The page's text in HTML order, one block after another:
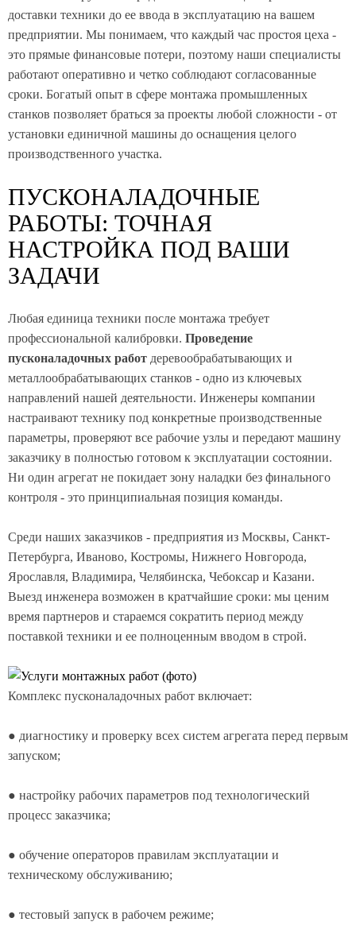
доставки техники до ее ввода в эксплуатацию на вашем
предприятии. Мы понимаем, что каждый час простоя цеха -
это прямые финансовые потери, поэтому наши специалисты
работают оперативно и четко соблюдают согласованные
сроки. Богатый опыт в сфере монтажа промышленных
станков позволяет браться за проекты любой сложности - от
установки единичной машины до оснащения целого
производственного участка.
ПУСКОНАЛАДОЧНЫЕ
РАБОТЫ: ТОЧНАЯ
НАСТРОЙКА ПОД ВАШИ
ЗАДАЧИ
Любая единица техники после монтажа требует
профессиональной калибровки. Проведение
пусконаладочных работ деревообрабатывающих и
металлообрабатывающих станков - одно из ключевых
направлений нашей деятельности. Инженеры компании
настраивают технику под конкретные производственные
параметры, проверяют все рабочие узлы и передают машину
заказчику в полностью готовом к эксплуатации состоянии.
Ни один агрегат не покидает зону наладки без финального
контроля - это принципиальная позиция команды.
Среди наших заказчиков - предприятия из Москвы, Санкт-
Петербурга, Иваново, Костромы, Нижнего Новгорода,
Ярославля, Владимира, Челябинска, Чебоксар и Казани.
Выезд инженера возможен в кратчайшие сроки: мы ценим
время партнеров и стараемся сократить период между
поставкой техники и ее полноценным вводом в строй.
Комплекс пусконаладочных работ включает:
● диагностику и проверку всех систем агрегата перед первым
запуском;
● настройку рабочих параметров под технологический
процесс заказчика;
● обучение операторов правилам эксплуатации и
техническому обслуживанию;
● тестовый запуск в рабочем режиме;